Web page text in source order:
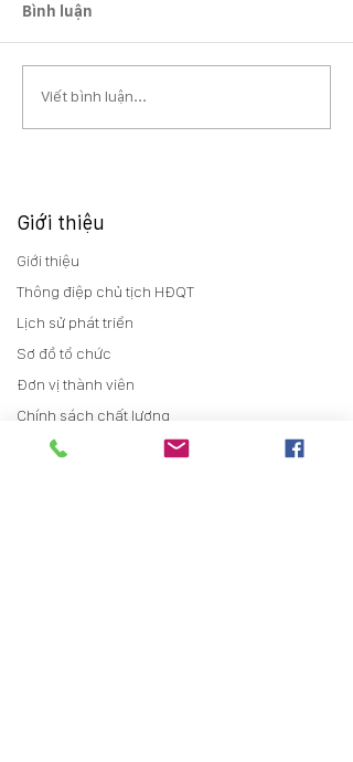
Bình luận
Viết bình luận...
Giới thiệu
Giới thiệu
Thông điệp chủ tịch HĐQT
Lịch sử phát triển
Sơ đồ tổ chức
Đơn vị thành viên
Chính sách chất lượng
Quan hệ cổ đông